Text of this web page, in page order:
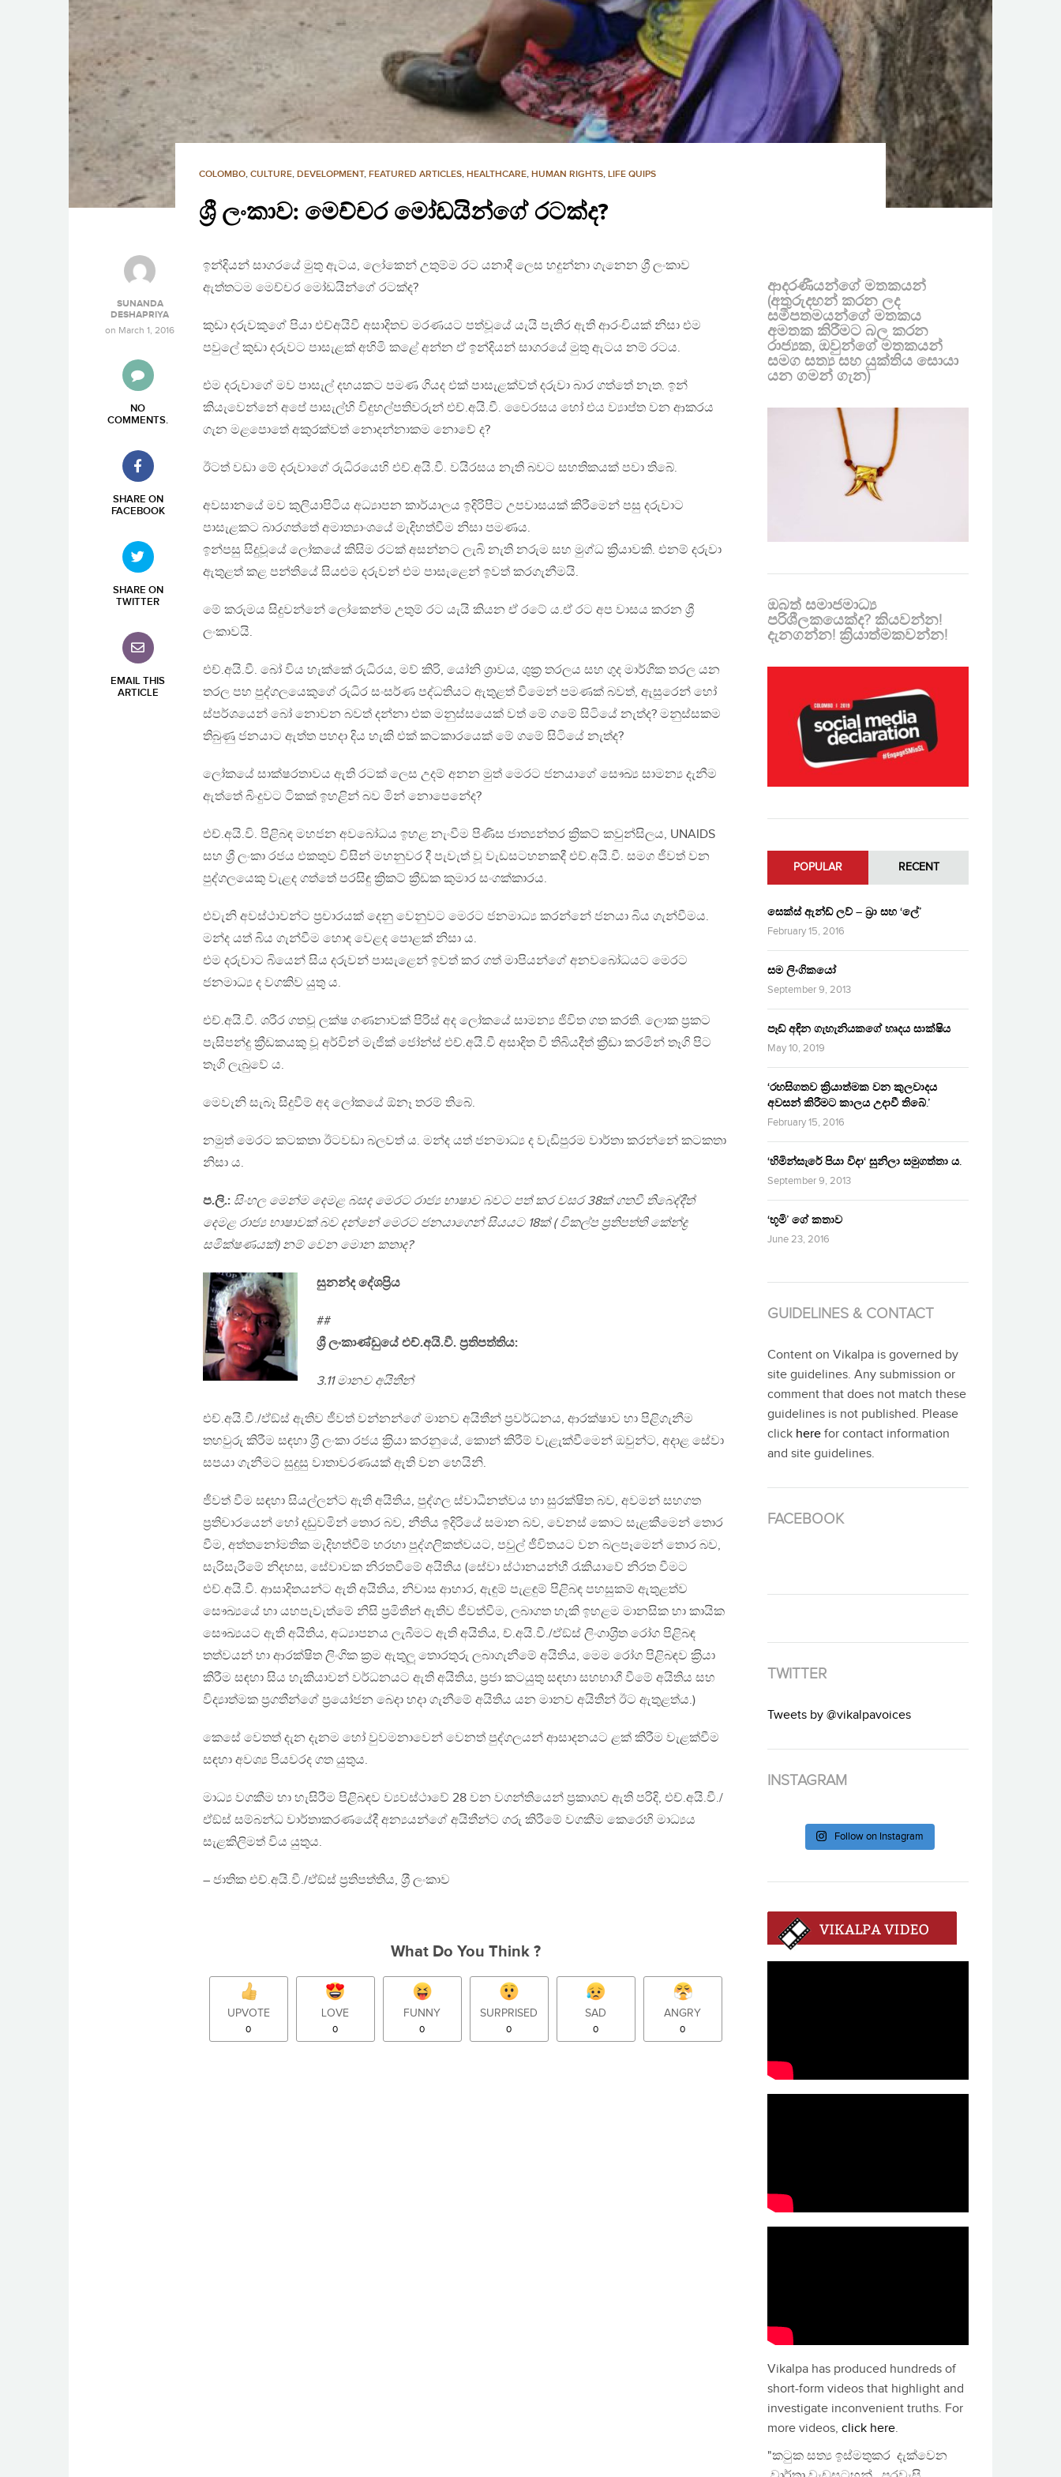
COLOMBO, CULTURE, DEVELOPMENT, FEATURED ARTICLES, HEALTHCARE, HUMAN RIGHTS, LIFE QUIPS
ශ්‍රී ලංකාව: මෙච්චර මෝඩයින්ගේ රටක්ද?
SUNANDA
DESHAPRIYA
on March 1, 2016
NO
COMMENTS.
SHARE ON
FACEBOOK
SHARE ON
TWITTER
EMAIL THIS
ARTICLE
ඉන්දියන් සාගරයේ මුතු ඇටය, ලෝකෙන් උතුම්ම රට යනාදී ලෙස හදුන්නා ගැනෙන ශ්‍රී ලංකාව
ඇත්තටම මෙච්චර මෝඩයින්ගේ රටක්ද?
කුඩා දරුවකුගේ පියා එච්අයිවී අසාදිතව මරණයට පත්වූයේ යැයි පැතිර ඇති ආරංචියක් නිසා එම
පවුලේ කුඩා දරුවට පාසැළක් අහිමි කළේ අන්න ඒ ඉන්දියන් සාගරයේ මුතු ඇටය නම් රටය.
එම දරුවාගේ මව පාසැල් දහයකට පමණ ගියද එක් පාසැළක්වත් දරුවා බාර ගත්තේ නැත. ඉන්
කියැවෙන්නේ අපේ පාසැල්හි විදුහල්පතිවරුන් එච්.අයි.වී. වෛරසය හෝ එය ව්‍යාප්ත වන ආකරය
ගැන මළපොතේ අකුරක්වත් නොදන්නාකම නොවේ ද?
ඊටත් වඩා මේ දරුවාගේ රුධිරයෙහි එච්.අයි.වී. වයිරසය නැති බවට සහතිකයක් පවා තිබේ.
අවසානයේ මව කුලියාපිටිය අධ්‍යාපන කාර්යාලය ඉදිරිපිට උපවාසයක් කිරීමෙන් පසු දරුවාට
පාසැළකට බාරගත්තේ අමාත්‍යාංශයේ මැදිහත්වීම නිසා පමණය.
ඉන්පසු සිදුවූයේ ලෝකයේ කිසිම රටක් අසන්නට ලැබි නැති නරුම සහ මුග්ධ ක්‍රියාවකි. එනම් දරුවා
ඇතුළත් කළ පන්තියේ සියළුම දරුවන් එම පාසැළෙන් ඉවත් කරගැනීමයි.
මේ කරුමය සිදුවන්නේ ලෝකෙන්ම උතුම් රට යැයි කියන ඒ රටේ ය.ඒ රට අප වාසය කරන ශ්‍රී
ලංකාවයි.
එච්.අයි.වී. බෝ විය හැක්කේ රුධිරය, මව් කිරි, යෝනි ශ්‍රාවය, ශුක්‍ර තරලය සහ ගුද මාර්ගික තරල යන
තරල පහ පුද්ගලයෙකුගේ රුධිර සංසර්ණ පද්ධතියට ඇතුළත් වීමෙන් පමණක් බවත්, ඇසුරෙන් හෝ
ස්පර්ශයෙන් බෝ නොවන බවත් දන්නා එක මනුස්සයෙක් වත් මේ ගමේ සිටියේ නැත්ද? මනුස්සකම
තිබුණු ජනයාට ඇත්ත පහදා දිය හැකි එක් කටකාරයෙක් මේ ගමේ සිටියේ නැත්ද?
ලෝකයේ සාක්ෂරතාවය ඇති රටක් ලෙස උදම් අනන මුත් මෙරට ජනයාගේ සෞඛ්‍ය සාමන්‍ය දැනීම
ඇත්තේ බිංදුවට ටිකක් ඉහළින් බව මින් නොපෙනේද?
එච්.අයි.වි. පිළිබඳ මහජන අවබෝධය ඉහළ නැංවීම පිණිස ජාත්‍යන්තර ක්‍රිකට් කවුන්සිලය, UNAIDS
සහ ශ්‍රී ලංකා රජය එකතුව විසින් මහනුවර දී පැවැත් වූ වැඩසටහනකදී එච්.අයි.වී. සමග ජීවත් වන
පුද්ගලයෙකු වැළද ගත්තේ පරසිඳු ක්‍රිකට් ක්‍රීඩක කුමාර සංගක්කාරය.
එවැනි අවස්ථාවන්ට ප්‍රචාරයක් දෙනු වෙනුවට මෙරට ජනමාධ්‍ය කරන්නේ ජනයා බිය ගැන්වීමය.
මන්ද යත් බිය ගැන්වීම හොඳ වෙළද පොළක් නිසා ය.
එම දරුවාට බියෙන් සිය දරුවන් පාසැළෙන් ඉවත් කර ගත් මාපියන්ගේ අනවබෝධයට මෙරට
ජනමාධ්‍ය ද වගකිව යුතු ය.
එච්.අයි.වී. ශරීර ගතවූ ලක්ෂ ගණනාවක් පිරිස් අද ලෝකයේ සාමන්‍ය ජිවිත ගත කරති. ලොක ප්‍රකට
පැසිපන්දු ක්‍රීඩකයකු වූ අර්වින් මැජික් ජෝන්ස් එච්.අයි.වී අසාදිත වී තිබියදීත් ක්‍රීඩා කරමින් තෑගි පිට
තෑගි ලැබුවේ ය.
මෙවැනි සැබෑ සිදුවීම් අද ලෝකයේ ඕනෑ තරම් තිබේ.
නමුත් මෙරට කටකතා ඊටවඩා බලවත් ය. මන්ද යත් ජනමාධ්‍ය ද වැඩිපුරම වාර්තා කරන්නේ කටකතා
නිසා ය.
ප.ලි.: සිංහල මෙන්ම දෙමළ බසද මෙරට රාජ්‍ය භාෂාව බවට පත් කර වසර 38ක් ගතවී තිබෙද්දීත්
දෙමළ රාජ්‍ය භාෂාවක් බව දන්නේ මෙරට ජනයාගෙන් සියයට 18ක් ( විකල්ප ප්‍රතිපත්ති කේන්ද්‍ර
සමික්ෂණයක්) නම් වෙන මොන කතාද?
සුනන්ද දේශප්‍රිය
##
ශ්‍රී ලංකාණ්ඩුයේ එච්.අයි.වී. ප්‍රතිපත්තිය:
3.11 මානව අයිතීන්
එච්.අයි.වී./ඒඞ්ස් ඇතිව ජීවත් වන්නන්ගේ මානව අයිතීන් ප‍්‍රවර්ධනය, ආරක්ෂාව හා පිළිගැනීම
තහවුරු කිරීම සඳහා ශ‍්‍රී ලංකා රජය ක‍්‍රියා කරනුයේ, කොන් කිරීම් වැළැක්වීමෙන් ඔවුන්ට, අදාළ සේවා
සපයා ගැනීමට සුදුසු වාතාවරණයක් ඇති වන හෙයිනි.
ජීවත් වීම සඳහා සියල්ලන්ට ඇති අයිතිය, පුද්ගල ස්වාධීනත්වය හා සුරක්ෂිත බව, අවමන් සහගත
ප‍්‍රතිචාරයෙන් හෝ දඩුවමින් තොර බව, නීතිය ඉදිරියේ සමාන බව, වෙනස් කොට සැළකීමෙන් තොර
වීම, අත්තනෝමතික මැදිහත්වීම් හරහා පුද්ගලිකත්වයට, පවුල් ජීවිතයට වන බලපෑමෙන් තොර බව,
සැරිසැරීමේ නිදහස, සේවාවක නිරතවීමේ අයිතිය (සේවා ස්ථානයන්හී රැකියාවේ නිරත වීමට
එච්.අයි.වී. ආසාදිතයන්ට ඇති අයිතිය, නිවාස ආහාර, ඇඳුම් පැළඳුම් පිළිබඳ පහසුකම් ඇතුළත්ව
සෞඛ්‍යයේ හා යහපැවැත්මේ නිසි ප‍්‍රමිතීන් ඇතිව ජීවත්වීම, ලබාගත හැකි ඉහළම මානසික හා කායික
සෞඛ්‍යයට ඇති අයිතිය, අධ්‍යාපනය ලැබීමට ඇති අයිතිය, ච්.අයි.වී./ඒඞ්ස් ලිංගාශ‍්‍රිත රෝග පිළිබඳ
තත්වයන් හා ආරක්ෂිත ලිංගික ක‍්‍රම ඇතුලූ තොරතුරු ලබාගැනීමේ අයිතිය, මෙම රෝග පිළිබඳව ක‍්‍රියා
කිරීම සඳහා සිය හැකියාවන් වර්ධනයට ඇති අයිතිය, ප‍්‍රජා කටයුතු සඳහා සහභාගී වීමේ අයිතිය සහ
විද්‍යාත්මක ප‍්‍රගතීන්ගේ ප‍්‍රයෝජන බෙදා හදා ගැනීමේ අයිතිය යන මානව අයිතීන් ඊට ඇතුළත්ය.)
කෙසේ වෙතත් දැන දැනම හෝ වුවමනාවෙන් වෙනත් පුද්ගලයන් ආසාදනයට ළක් කිරීම වැළක්වීම
සඳහා අවශ්‍ය පියවරද ගත යුතුය.
මාධ්‍ය වගකීම හා හැසිරීම පිළිබඳව ව්‍යවස්ථාවේ 28 වන වගන්තියෙන් ප‍්‍රකාශව ඇති පරිදි, එච්.අයි.වී./
ඒඞ්ස් සම්බන්ධ වාර්තාකරණයේදී අන්‍යයන්ගේ අයිතීන්ට ගරු කිරීමේ වගකීම කෙරෙහි මාධ්‍යය
සැළකිලිමත් විය යුතුය.
– ජාතික එච්.අයි.වී./ඒඞ්ස් ප‍්‍රතිපත්තිය, ශ‍්‍රී ලංකාව
What Do You Think ?
UPVOTE
0
LOVE
0
FUNNY
0
SURPRISED
0
SAD
0
ANGRY
0
ආදරණීයන්ගේ මතකයන්
(අතුරුදහන් කරන ලද
සමීපතමයන්ගේ මතකය
අමතක කිරීමට බල කරන
රාජ්‍යක, ඔවුන්ගේ මතකයන්
සමග සත්‍ය සහ යුක්තිය සොයා
යන ගමන් ගැන)
ඔබත් සමාජමාධ්‍ය
පරිශීලකයෙක්ද? කියවන්න!
දැනගන්න! ක්‍රියාත්මකවන්න!
POPULAR RECENT
සෙක්ස් ඇන්ඩ් ලව් – බ්‍රා සහ ‘ලේ’
February 15, 2016
සම ලිංගිකයෝ
September 9, 2013
පෑඩ් අඳින ගැහැනියකගේ හෘදය සාක්ෂිය
May 10, 2019
‘රහසිගතව ක්‍රියාත්මක වන කුලවාදය
අවසන් කිරීමට කාලය උදාවී තිබේ.’
February 15, 2016
‘හිමින්සැරේ පියා විදා‘ සුනිලා සමුගත්තා ය.
September 9, 2013
‘භූමි’ ගේ කතාව
June 23, 2016
GUIDELINES & CONTACT
Content on Vikalpa is governed by
site guidelines. Any submission or
comment that does not match these
guidelines is not published. Please
click here for contact information
and site guidelines.
FACEBOOK
TWITTER
Tweets by @vikalpavoices
INSTAGRAM
Follow on Instagram
Vikalpa has produced hundreds of
short-form videos that highlight and
investigate inconvenient truths. For
more videos, click here.
"කටුක සත්‍ය ඉස්මතුකර දැක්වෙන